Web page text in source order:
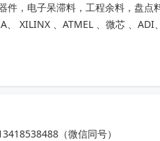
件，电子呆滞料，工程余料，盘
、 XILINX 、ATMEL 、微芯 、
（微信同号）